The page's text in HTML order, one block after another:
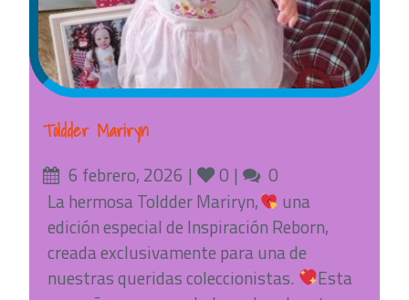
Toldder Mariryn
Posted
on
6 febrero, 2026 Likes
0 Comments
0
La hermosa Toldder Mariryn,
una
edición especial de Inspiración Reborn,
creada exclusivamente para una de
nuestras queridas coleccionistas.
Esta